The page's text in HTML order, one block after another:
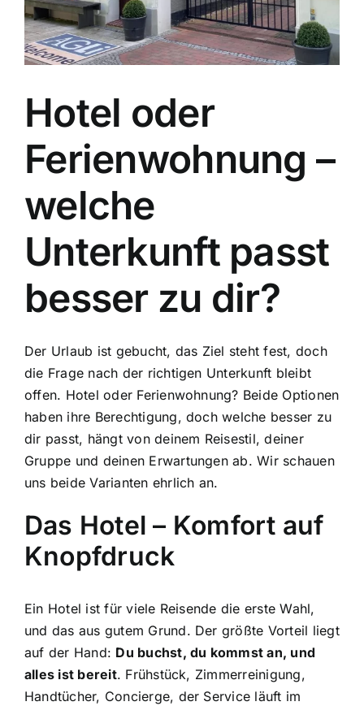
Hotel oder
Ferienwohnung –
welche
Unterkunft passt
besser zu dir?
Der Urlaub ist gebucht, das Ziel steht fest, doch
die Frage nach der richtigen Unterkunft bleibt
offen. Hotel oder Ferienwohnung? Beide Optionen
haben ihre Berechtigung, doch welche besser zu
dir passt, hängt von deinem Reisestil, deiner
Gruppe und deinen Erwartungen ab. Wir schauen
uns beide Varianten ehrlich an.
Das Hotel – Komfort auf
Knopfdruck
Ein Hotel ist für viele Reisende die erste Wahl,
und das aus gutem Grund. Der größte Vorteil liegt
auf der Hand: Du buchst, du kommst an, und
alles ist bereit. Frühstück, Zimmerreinigung,
Handtücher, Concierge, der Service läuft im